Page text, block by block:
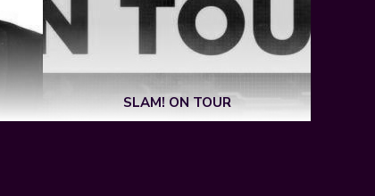
SLAM! ON TOUR